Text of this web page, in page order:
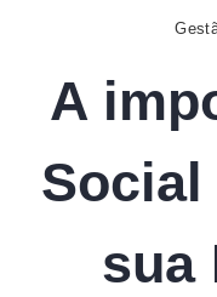
Academia
A
Social
sua